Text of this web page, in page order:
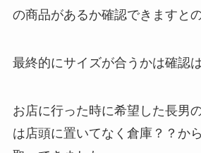
の商品があるか確認できますと
最終的にサイズが合うかは確認
お店に行った時に希望した長男
は店頭に置いてなく倉庫？？か